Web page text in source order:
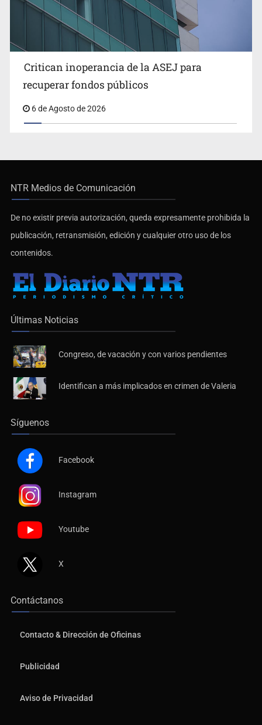
Critican inoperancia de la ASEJ para
recuperar fondos públicos
6 de Agosto de 2026
NTR Medios de Comunicación
De no existir previa autorización, queda expresamente prohibida la
publicación, retransmisión, edición y cualquier otro uso de los
contenidos.
Últimas Noticias
Congreso, de vacación y con varios pendientes
Identifican a más implicados en crimen de Valeria
Síguenos
Facebook
Instagram
Youtube
X
Contáctanos
Contacto & Dirección de Oficinas
Publicidad
Aviso de Privacidad